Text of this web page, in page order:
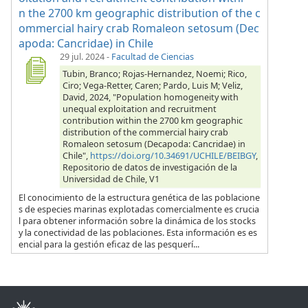
n the 2700 km geographic distribution of the c
ommercial hairy crab Romaleon setosum (Dec
apoda: Cancridae) in Chile
29 jul. 2024- Facultad de Ciencias
Tubin, Branco; Rojas-Hernandez, Noemi; Rico,
Ciro; Vega-Retter, Caren; Pardo, Luis M; Veliz,
David, 2024, "Population homogeneity with
unequal exploitation and recruitment
contribution within the 2700 km geographic
distribution of the commercial hairy crab
Romaleon setosum (Decapoda: Cancridae) in
Chile", https://doi.org/10.34691/UCHILE/BEIBGY,
Repositorio de datos de investigación de la
Universidad de Chile, V1
El conocimiento de la estructura genética de las poblacione
s de especies marinas explotadas comercialmente es crucia
l para obtener información sobre la dinámica de los stocks
y la conectividad de las poblaciones. Esta información es es
encial para la gestión eficaz de las pesquerí...